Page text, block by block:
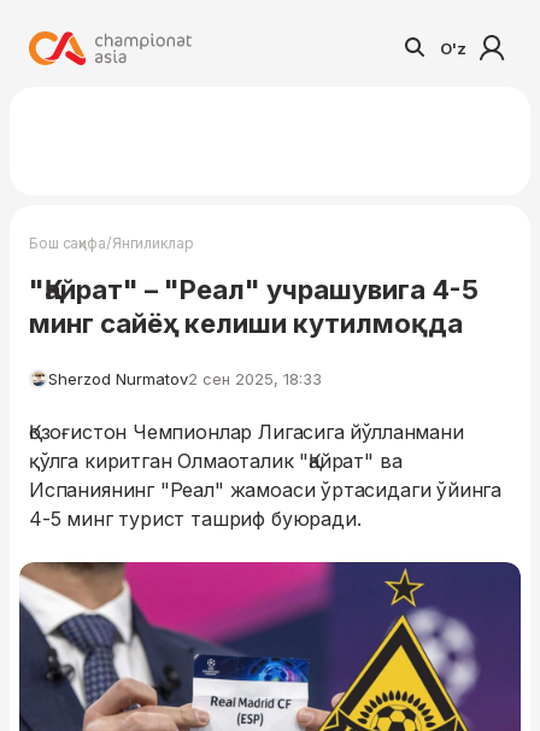
O'z
Бош саҳифа/Янгиликлар
"Қайрат" – "Реал" учрашувига 4-5
минг сайёҳ келиши кутилмоқда
Sherzod Nurmatov2 сен 2025, 18:33
Қозоғистон Чемпионлар Лигасига йўлланмани
қўлга киритган Олмаоталик "Қайрат" ва
Испаниянинг "Реал" жамоаси ўртасидаги ўйинга
4-5 минг турист ташриф буюради.